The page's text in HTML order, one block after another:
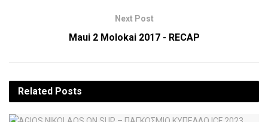
Next Post
Maui 2 Molokai 2017 - RECAP
Related Posts